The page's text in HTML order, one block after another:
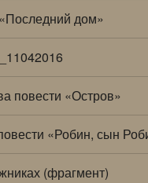
дом»
повести «Остров»
«Робин, сын
(фрагмент)